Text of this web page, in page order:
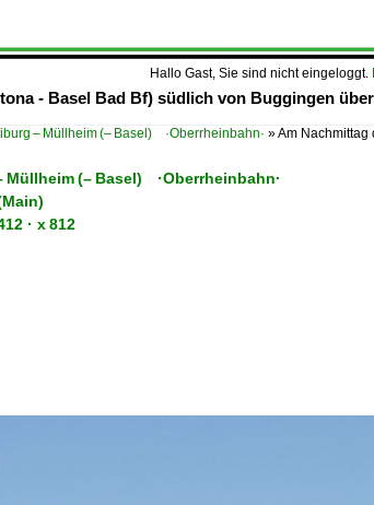
Hallo Gast, Sie sind nicht eingeloggt.
- Basel Bad Bf) südlich von Buggingen
– Müllheim (– Basel) ·Oberrheinbahn· »Am Nachmittag
(– Basel) ·Oberrheinbahn·
· x 812